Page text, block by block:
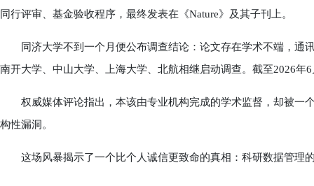
同行评审、基金验收程序，最终发表在《Nature》及其子刊上。
同济大学不到一个月便公布调查结论：论文存在学术不端，通
南开大学、中山大学、上海大学、北航相继启动调查。截至2026年
权威媒体评论指出，本该由专业机构完成的学术监督，却被一
构性漏洞。
这场风暴揭示了一个比个人诚信更致命的真相：科研数据管理